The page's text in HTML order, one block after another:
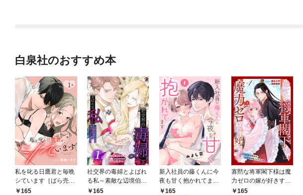
白泉社のおすすめ本
私を叱る日鷹君と毎晩
シています［ばら売
り］ 第1話
165
社交界の毒婦とよばれ
る私～素敵な辺境伯令
息に腕を折られたの
165
新入社員の藤くんに今
夜も甘く抱かれてます
［ばら売り］ 第1話
165
寡黙な将軍閣下様は魔
力ゼロの嫁が好きすぎ
る～なぜか旦那様の心
165